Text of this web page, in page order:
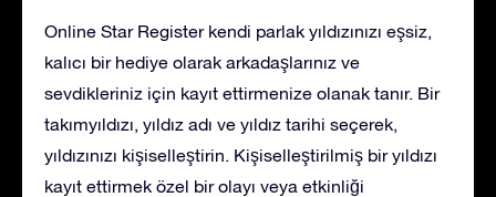
Online Star Register kendi parlak yıldızınızı eşsiz,
kalıcı bir hediye olarak arkadaşlarınız ve
sevdikleriniz için kayıt ettirmenize olanak tanır. Bir
takımyıldızı, yıldız adı ve yıldız tarihi seçerek,
yıldızınızı kişiselleştirin. Kişiselleştirilmiş bir yıldızı
kayıt ettirmek özel bir olayı veya etkinliği